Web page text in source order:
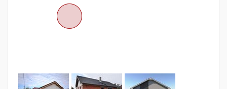
Priemyselný pozemok
Poľnohospodárske pozemky
Nebytové priestory Filtre